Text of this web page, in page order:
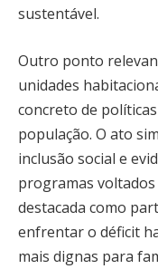
sustentável.
Outro ponto
unidades
concreto de
população. O ato
inclusão social e
programas
destacada como
enfrentar o déficit
mais dignas para